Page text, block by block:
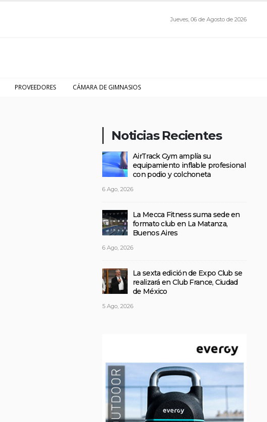
Jueves, 06 de Agosto de 2026
PROVEEDORES CÁMARA DE GIMNASIOS
Noticias Recientes
AirTrack Gym amplía su
equipamiento inflable profesional
con podio y colchoneta
6 Ago, 2026
La Mecca Fitness suma sede en
formato club en La Matanza,
Buenos Aires
6 Ago, 2026
La sexta edición de Expo Club se
realizará en Club France, Ciudad
de México
5 Ago, 2026